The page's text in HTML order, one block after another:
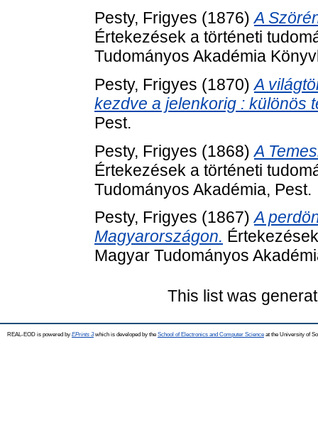
Pesty, Frigyes (1876)A
Értekezések a történeti
Tudományos Akadémia
Pesty, Frigyes (1870)A
kezdve a jelenkorig : különös
Pest.
Pesty, Frigyes (1868)A
Értekezések a történeti
Tudományos Akadémia, Pest.
Pesty, Frigyes (1867)A
Magyarországon.
Magyar Tudományos
This list was
REAL-EOD is powered by EPrints 3which is developed by the School of Electronics and Computer Science at the University of